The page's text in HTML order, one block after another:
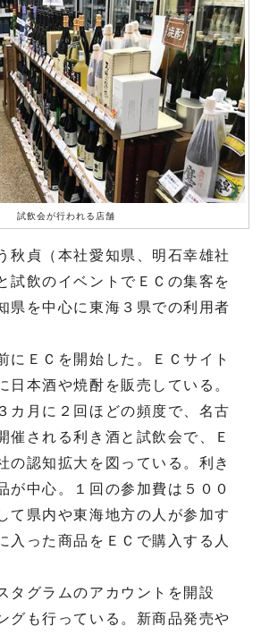
試飲会が行われる店舗
貞（本社愛知県、明石幸雄社
試飲のイベントでＥＣの集客を
県を中心に東海３県での利用者
ＥＣを開始した。ＥＣサイト
日本酒や焼酎を販売している。
カ月に２回ほどの頻度で、名古
催される利き酒と試飲会で、Ｅ
の認知拡大を図っている。利き
が中心。１回の参加費は５００
て県内や東海地方の人が参加す
入った商品をＥＣで購入する人
グラムのアカウントを開設
グも行っている。新商品発売や